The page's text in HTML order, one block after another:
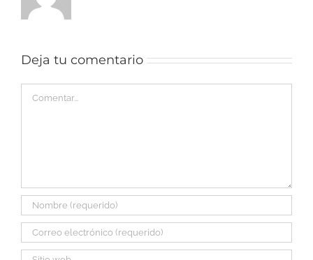
Deja tu comentario
Comentar